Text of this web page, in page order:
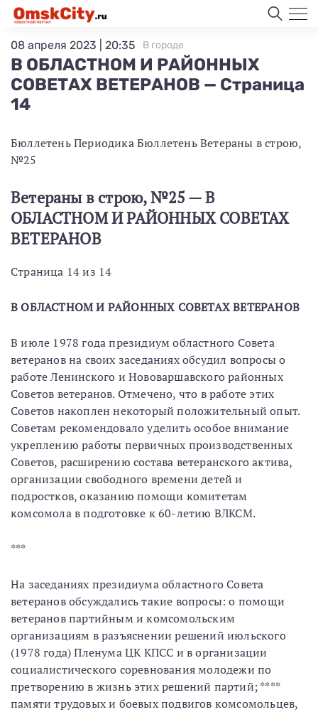
В ОБЛАСТНОМ И РАЙОННЫХ
СОВЕТАХ ВЕТЕРАНОВ — Страница
14
08 апреля 2023 | 20:35 В городе
Бюллетень Периодика Бюллетень Ветераны в строю,
№25
Ветераны в строю, №25 — В
ОБЛАСТНОМ И РАЙОННЫХ СОВЕТАХ
ВЕТЕРАНОВ
Страница 14 из 14
В ОБЛАСТНОМ И РАЙОННЫХ СОВЕТАХ ВЕТЕРАНОВ
В июле 1978 года президиум областного Совета
ветеранов на своих заседаниях обсудил вопросы о
работе Ленинского и Нововаршавского районных
Советов ветеранов. Отмечено, что в работе этих
Советов накоплен некоторый положительный опыт.
Советам рекомендовало уделить особое внимание
укреплению работы первичных производственных
Советов, расширению состава ветеранского актива,
организации свободного времени детей и
подростков, оказанию помощи комитетам
комсомола в подготовке к 60-летию ВЛКСМ.
***
На заседаниях президиума областного Совета
ветеранов обсуждались такие вопросы: о помощи
ветеранов партийным и комсомольским
организациям в разъяснении решений июльского
(1978 года) Пленума ЦК КПСС и в организации
социалистического соревнования молодежи по
претворению в жизнь этих решений партий; ****
памяти трудовых и боевых подвигов комсомольцев,